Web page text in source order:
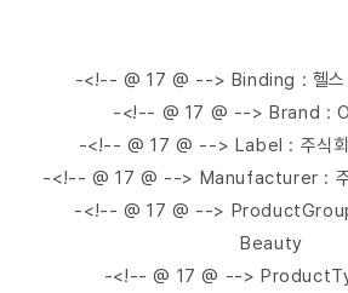
-<!-- @ 17 @ --> Binding : 헬스
-<!-- @ 17 @ --> Brand : O
-<!-- @ 17 @ --> Label : 주식회
-<!-- @ 17 @ --> Manufacturer : 주
-<!-- @ 17 @ -->
Beauty
-<!-- @ 17 @ -->